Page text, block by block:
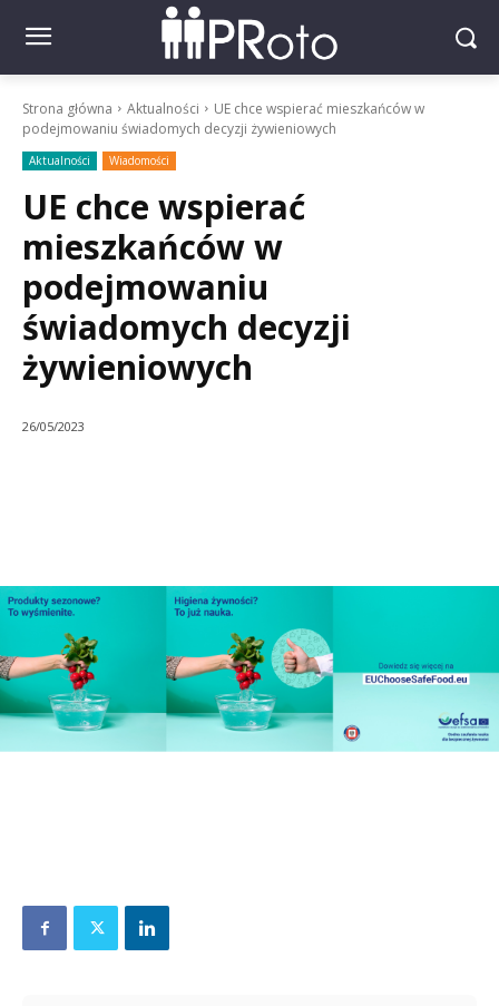
Strona główna Aktualności
UE chce wspierać mieszkańców w
podejmowaniu świadomych decyzji żywieniowych
Aktualności Wiadomości
UE chce wspierać
mieszkańców w
podejmowaniu
świadomych decyzji
żywieniowych
26/05/2023